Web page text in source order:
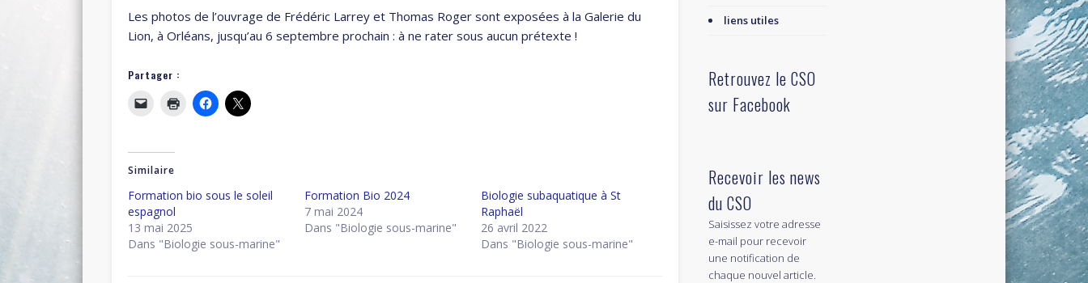
Les photos de l’ouvrage de Frédéric Larrey et Thomas Roger sont exposées à la Galerie du
Lion, à Orléans, jusqu’au 6 septembre prochain : à ne rater sous aucun prétexte !
Partager :
Similaire
Formation bio sous le soleil
espagnol
13 mai 2025
Dans "Biologie sous-marine"
Formation Bio 2024
7 mai 2024
Dans "Biologie sous-marine"
Biologie subaquatique à St
Raphaël
26 avril 2022
Dans "Biologie sous-marine"
liens utiles
Retrouvez le CSO
sur Facebook
Recevoir les news
du CSO
Saisissez votre adresse
e-mail pour recevoir
une notification de
chaque nouvel article.